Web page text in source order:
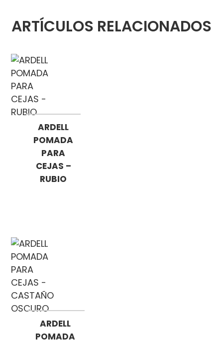
ARTÍCULOS RELACIONADOS
ARDELL
POMADA
PARA
CEJAS –
RUBIO
ARDELL
POMADA